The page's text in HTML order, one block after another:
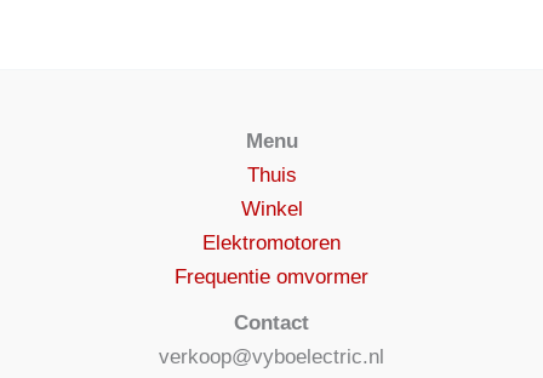
Menu
Thuis
Winkel
Elektromotoren
Frequentie omvormer
Contact
verkoop@vyboelectric.nl